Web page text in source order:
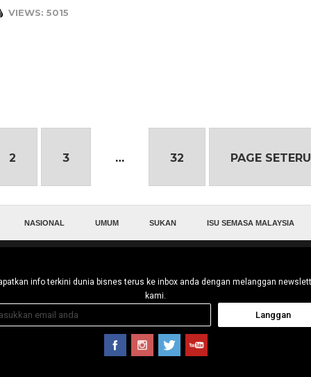
VIEWS: 5015
2 3 … 32 PAGE
NASIONAL UMUM SUKAN ISU SEMASA MALAYSIA
info terkini dunia bisnes terus ke inbox anda dengan melanggan
kami.
Langgan